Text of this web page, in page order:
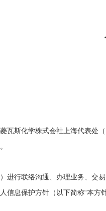
瓦斯化学株式会社上海代表处
进行联络沟通、办理业务、交
信息保护方针（以下简称“本方